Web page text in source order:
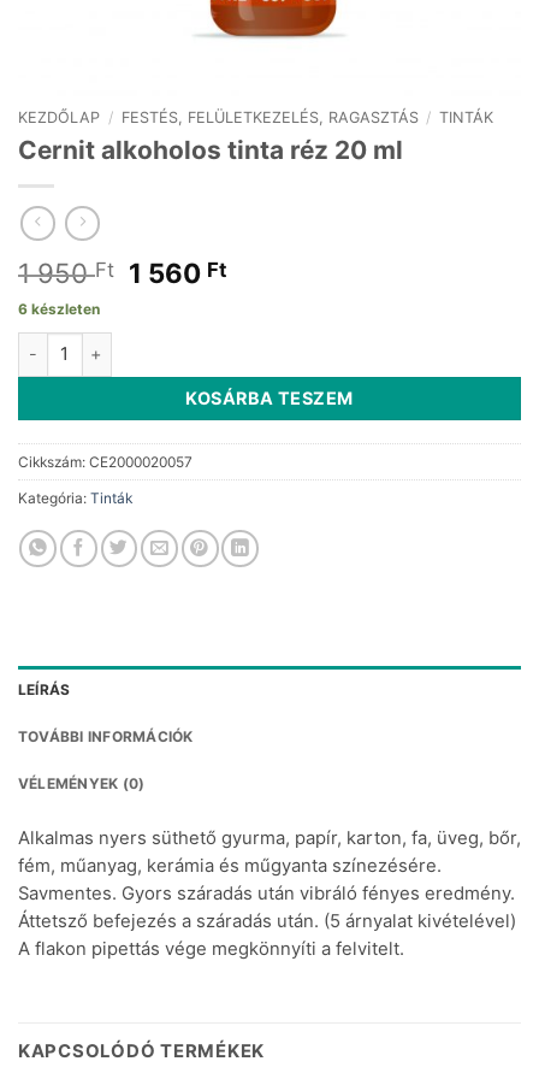
KEZDŐLAP / FESTÉS, FELÜLETKEZELÉS, RAGASZTÁS / TINTÁK
Cernit alkoholos tinta réz 20 ml
1 950Ft
Original
950 Ft.
1 560 FtCurrent
560 Ft.
6 készleten
Cernit alkoholos tinta réz 20 ml mennyiség
KOSÁRBA TESZEM
Cikkszám: CE2000020057
Kategória: Tinták
LEÍRÁS
TOVÁBBI INFORMÁCIÓK
VÉLEMÉNYEK (0)
Alkalmas nyers süthető gyurma, papír, karton, fa, üveg, bőr,
fém, műanyag, kerámia és műgyanta színezésére.
Savmentes. Gyors száradás után vibráló fényes eredmény.
Áttetsző befejezés a száradás után. (5 árnyalat kivételével)
A flakon pipettás vége megkönnyíti a felvitelt.
KAPCSOLÓDÓ TERMÉKEK